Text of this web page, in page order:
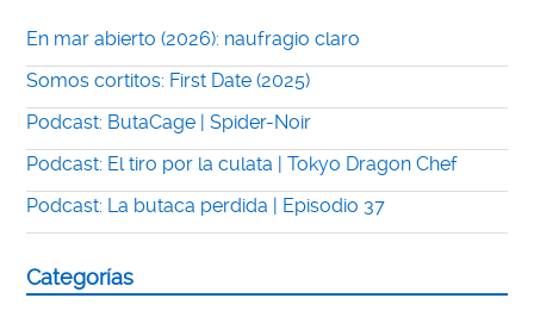
En mar abierto (2026): naufragio claro
Somos cortitos: First Date (2025)
Podcast: ButaCage | Spider-Noir
Podcast: El tiro por la culata | Tokyo Dragon Chef
Podcast: La butaca perdida | Episodio 37
Categorías